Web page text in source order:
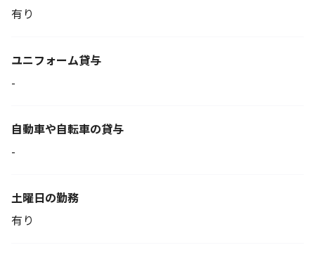
有り
ユニフォーム貸与
-
自動車や自転車の貸与
-
土曜日の勤務
有り